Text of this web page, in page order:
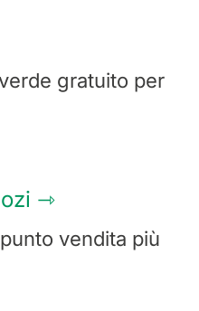
gratuito per
⇾
vendita più